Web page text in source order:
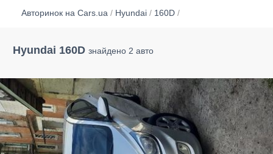
Авторинок на Cars.ua / Hyundai / 160D /
Hyundai 160D знайдено 2 авто